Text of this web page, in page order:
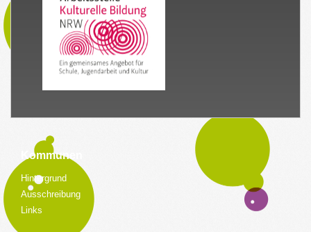
Kommunen
Hintergrund
Ausschreibung
Links